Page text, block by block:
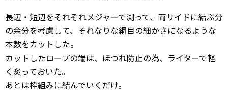
長辺・短辺をそれぞれメジャーで測って、両サイドに結ぶ分
の余分を考慮して、それなりな網目の細かさになるような
本数をカットした。
カットしたロープの端は、ほつれ防止の為、ライターで軽
く炙っておいた。
あとは枠組みに結んでいくだけ。